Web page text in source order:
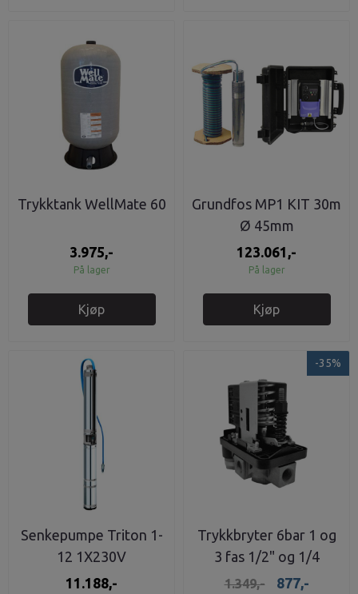
Trykktank WellMate 60
3.975,-
På lager
Kjøp
Grundfos MP1 KIT 30m
Ø 45mm
123.061,-
På lager
Kjøp
Senkepumpe Triton 1-
12 1X230V
11.188,-
-35%
Trykkbryter 6bar 1 og
3 fas 1/2" og 1/4
tilkobling
1.349,- 877,-